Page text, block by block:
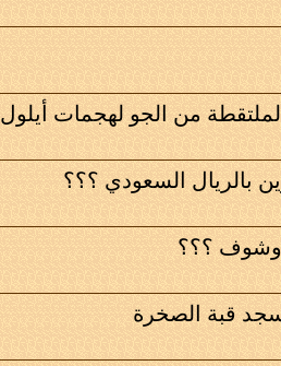
من الجو لهجمات أيلول
بالريال السعودي ؟؟؟
؟؟؟
قبة الصخرة